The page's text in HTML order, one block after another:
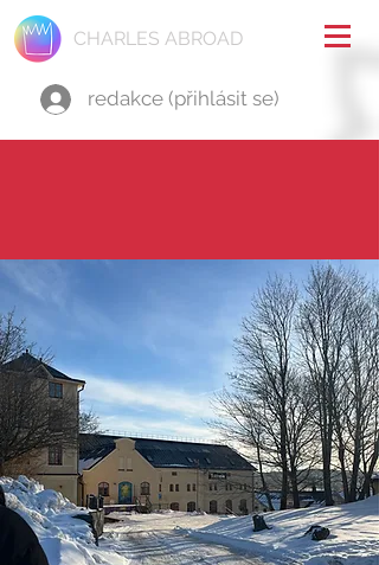
CHARLES ABROAD
redakce (přihlásit se)